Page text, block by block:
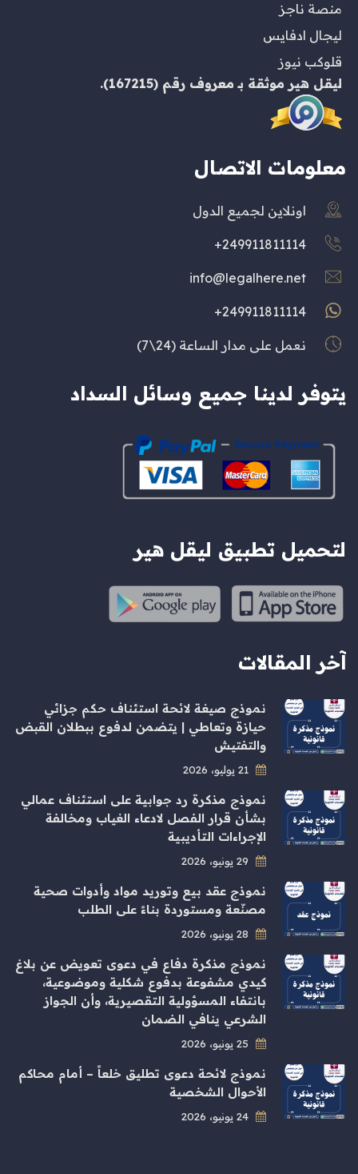
منصة ناجز
ليجال ادفايس
قلوكب نيوز
ليقل هير موثقة بـ معروف رقم (167215).
معلومات الاتصال
اونلاين لجميع الدول
249911811114+
info@legalhere.net
249911811114+
نعمل على مدار الساعة (24\7)
يتوفر لدينا جميع وسائل السداد
لتحميل تطبيق ليقل هير
آخر المقالات
نموذج صيغة لائحة استئناف حكم جزائي
حيازة وتعاطي | يتضمن لدفوع ببطلان القبض
والتفتيش
نموذج مذكرة رد جوابية على استئناف عمالي
بشأن قرار الفصل لادعاء الغياب ومخالفة
الإجراءات التأديبية
نموذج عقد بيع وتوريد مواد وأدوات صحية
مصنّعة ومستوردة بناءً على الطلب
نموذج مذكرة دفاع في دعوى تعويض عن بلاغ
كيدي مشفوعة بدفوع شكلية وموضوعية،
بانتفاء المسؤولية التقصيرية، وأن الجواز
الشرعي ينافي الضمان
نموذج لائحة دعوى تطليق خلعاً – أمام محاكم
الأحوال الشخصية